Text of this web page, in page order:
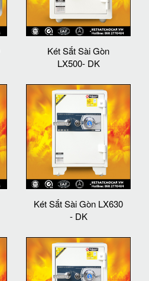
Két Sắt Sài Gòn
LX500- DK
Két Sắt Sài Gòn LX630
- DK